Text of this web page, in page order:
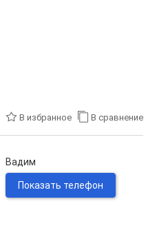
В избранное В сравнение
Вадим
Показать телефон